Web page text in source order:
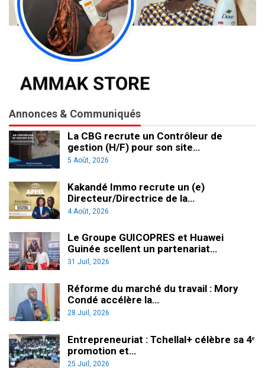
Annonces & Communiqués
La CBG recrute un Contrôleur de
gestion (H/F) pour son site…
5 Août, 2026
Kakandé Immo recrute un (e)
Directeur/Directrice de la…
4 Août, 2026
Le Groupe GUICOPRES et Huawei
Guinée scellent un partenariat…
31 Juil, 2026
Réforme du marché du travail : Mory
Condé accélère la…
28 Juil, 2026
Entrepreneuriat : Tchellal+ célèbre sa 4ᵉ
promotion et…
25 Juil, 2026